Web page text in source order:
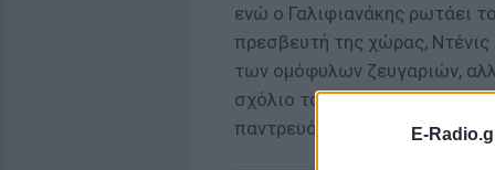
E-
ενώ ο Γαλιφιανάκης ρωτάει
πρεσβευτή της χώρας, Ντένις
των ομόφυλων ζευγαριών,
σχόλιο του Ομπάμα:
παντρευόταν ένα φυτό;».